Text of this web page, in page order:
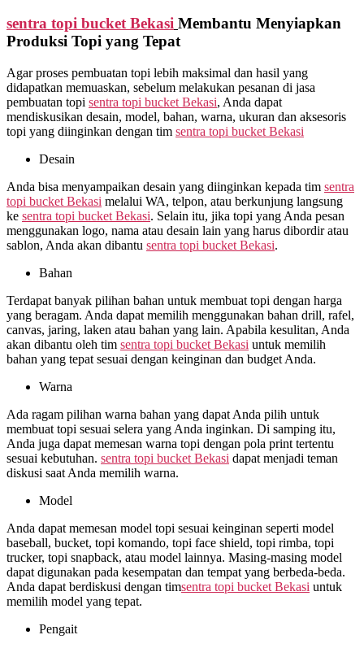
sentra topi bucket Bekasi Membantu Menyiapkan
Produksi Topi yang Tepat
Agar proses pembuatan topi lebih maksimal dan hasil yang
didapatkan memuaskan, sebelum melakukan pesanan di jasa
pembuatan topi sentra topi bucket Bekasi, Anda dapat
mendiskusikan desain, model, bahan, warna, ukuran dan aksesoris
topi yang diinginkan dengan tim sentra topi bucket Bekasi
Desain
Anda bisa menyampaikan desain yang diinginkan kepada tim sentra
topi bucket Bekasi melalui WA, telpon, atau berkunjung langsung
ke sentra topi bucket Bekasi. Selain itu, jika topi yang Anda pesan
menggunakan logo, nama atau desain lain yang harus dibordir atau
sablon, Anda akan dibantu sentra topi bucket Bekasi.
Bahan
Terdapat banyak pilihan bahan untuk membuat topi dengan harga
yang beragam. Anda dapat memilih menggunakan bahan drill, rafel,
canvas, jaring, laken atau bahan yang lain. Apabila kesulitan, Anda
akan dibantu oleh tim sentra topi bucket Bekasi untuk memilih
bahan yang tepat sesuai dengan keinginan dan budget Anda.
Warna
Ada ragam pilihan warna bahan yang dapat Anda pilih untuk
membuat topi sesuai selera yang Anda inginkan. Di samping itu,
Anda juga dapat memesan warna topi dengan pola print tertentu
sesuai kebutuhan. sentra topi bucket Bekasi dapat menjadi teman
diskusi saat Anda memilih warna.
Model
Anda dapat memesan model topi sesuai keinginan seperti model
baseball, bucket, topi komando, topi face shield, topi rimba, topi
trucker, topi snapback, atau model lainnya. Masing-masing model
dapat digunakan pada kesempatan dan tempat yang berbeda-beda.
Anda dapat berdiskusi dengan timsentra topi bucket Bekasi untuk
memilih model yang tepat.
Pengait